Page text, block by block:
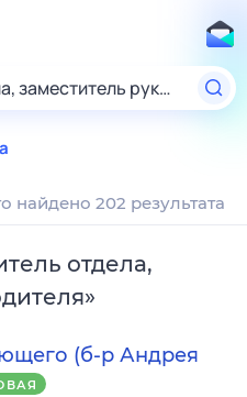
заместитель
найдено 202 результата
отдела,
»
(б-р Андрея